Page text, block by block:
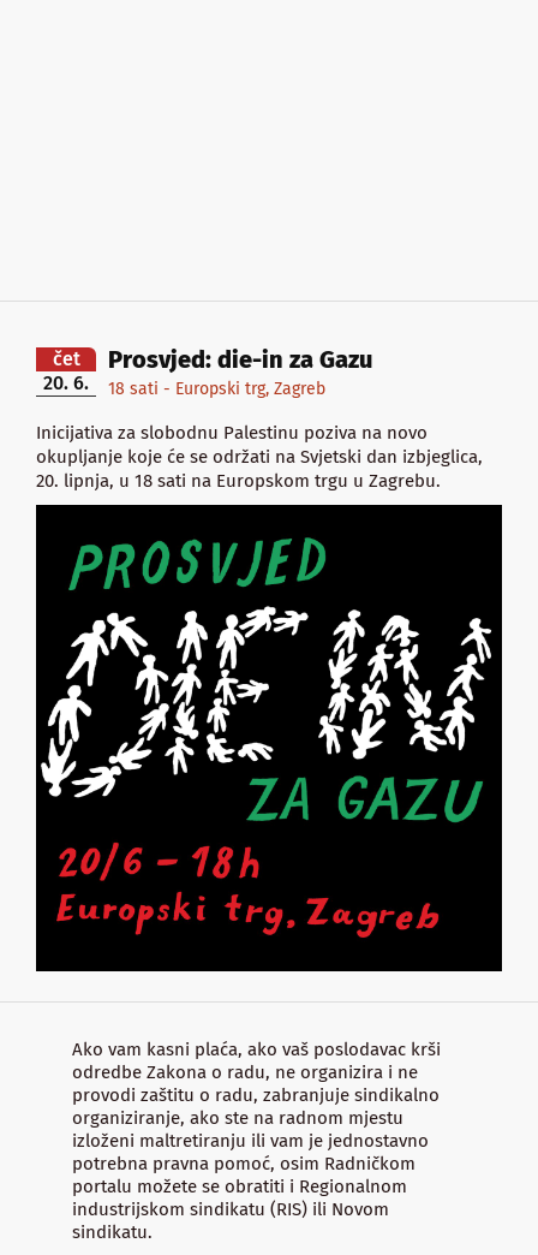
čet
20. 6.
Prosvjed: die-in za Gazu
18 sati - Europski trg, Zagreb
Inicijativa za slobodnu Palestinu poziva na novo
okupljanje koje će se održati na Svjetski dan izbjeglica,
20. lipnja, u 18 sati na Europskom trgu u Zagrebu.
Ako vam kasni plaća, ako vaš poslodavac krši
odredbe Zakona o radu, ne organizira i ne
provodi zaštitu o radu, zabranjuje sindikalno
organiziranje, ako ste na radnom mjestu
izloženi maltretiranju ili vam je jednostavno
potrebna pravna pomoć, osim Radničkom
portalu možete se obratiti i Regionalnom
industrijskom sindikatu (RIS) ili Novom
sindikatu.